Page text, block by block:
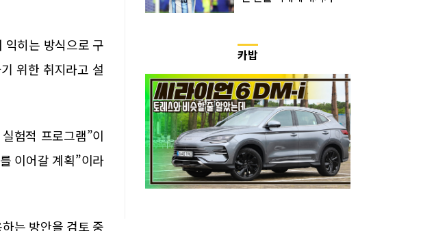
익히는 방식으로 구
위한 취지라고 설
험적 프로그램”이
이어갈 계획”이라
는 방안을 검토 중
카밥